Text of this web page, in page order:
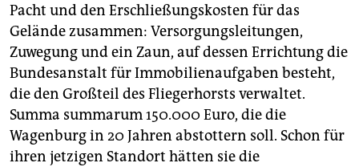
Pacht und den Erschließungskosten für das
Gelände zusammen: Versorgungsleitungen,
Zuwegung und ein Zaun, auf dessen Errichtung die
Bundesanstalt für Immobilienaufgaben besteht,
die den Großteil des Fliegerhorsts verwaltet.
Summa summarum 150.000 Euro, die die
Wagenburg in 20 Jahren abstottern soll. Schon für
ihren jetzigen Standort hätten sie die